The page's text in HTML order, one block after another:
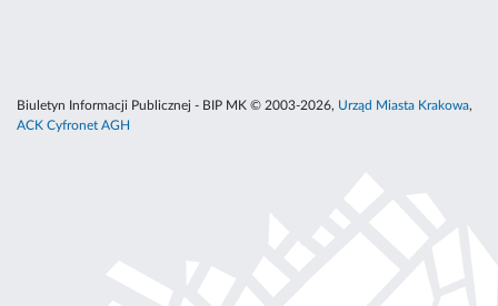
Biuletyn Informacji Publicznej - BIP MK © 2003-2026, Urząd Miasta Krakowa,
ACK Cyfronet AGH